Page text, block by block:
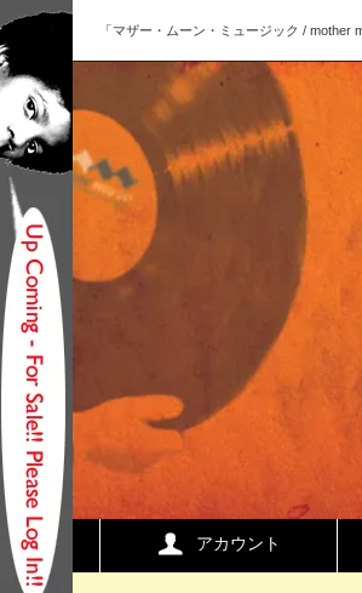
「マザー・ムーン・ミュージック /
アカウント